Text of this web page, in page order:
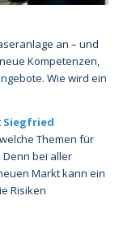
an – und
Kompetenzen,
Wie wird ein
Siegfried
Themen für
bei aller
Markt kann ein
Risiken